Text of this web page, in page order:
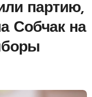
партию,
Собчак на